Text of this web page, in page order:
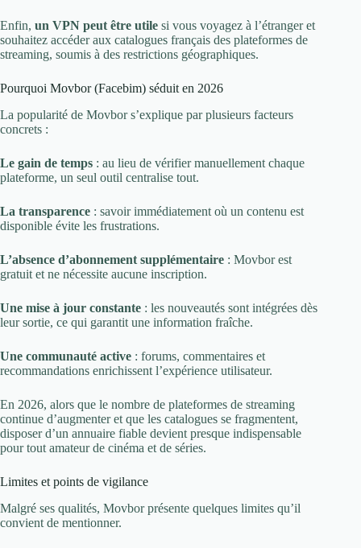
Enfin, un VPN peut être utile si vous voyagez à l’étranger et
souhaitez accéder aux catalogues français des plateformes de
streaming, soumis à des restrictions géographiques.
Pourquoi Movbor (Facebim) séduit en 2026
La popularité de Movbor s’explique par plusieurs facteurs
concrets :
Le gain de temps : au lieu de vérifier manuellement chaque
plateforme, un seul outil centralise tout.
La transparence : savoir immédiatement où un contenu est
disponible évite les frustrations.
L’absence d’abonnement supplémentaire : Movbor est
gratuit et ne nécessite aucune inscription.
Une mise à jour constante : les nouveautés sont intégrées dès
leur sortie, ce qui garantit une information fraîche.
Une communauté active : forums, commentaires et
recommandations enrichissent l’expérience utilisateur.
En 2026, alors que le nombre de plateformes de streaming
continue d’augmenter et que les catalogues se fragmentent,
disposer d’un annuaire fiable devient presque indispensable
pour tout amateur de cinéma et de séries.
Limites et points de vigilance
Malgré ses qualités, Movbor présente quelques limites qu’il
convient de mentionner.